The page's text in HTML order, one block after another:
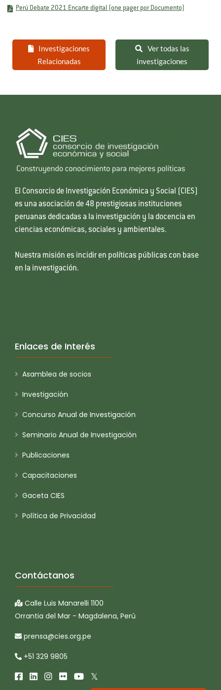
Perú Debate 2021 Encarte digital (one pager por Documento)
Investigaciones
Relacionadas
Ver todas las
investigaciones
El Consorcio de Investigación Económica y Social (CIES)
es una asociación de 48 prestigiosas instituciones
peruanas dedicadas a la investigación y la docencia en
ciencias económicas, sociales y ambientales.
Nuestra misión es incidir en políticas públicas con base
en la investigación.
Enlaces de Interés
Asamblea de socios
Investigación
Concurso Anual de Investigación
Seminario Anual de Investigación
Publicaciones
Capacitaciones
Gaceta CIES
Política de Privacidad
Contáctanos
Calle Luis Manarelli 1100
Orrantia del Mar - Magdalena, Perú
prensa@cies.org.pe
+51 329 9805